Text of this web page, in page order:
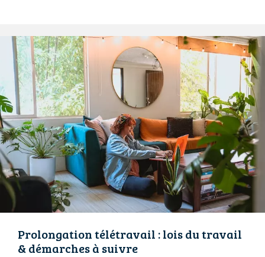
Prolongation télétravail : lois du travail
& démarches à suivre